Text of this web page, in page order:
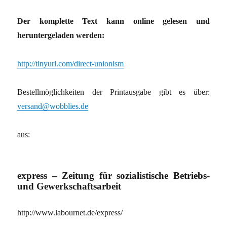
Der komplette Text kann online gelesen und
heruntergeladen werden:
http://tinyurl.com/direct-unionism
Bestellmöglichkeiten der Printausgabe gibt es über:
versand@wobblies.de
aus:
express – Zeitung für sozialistische Betriebs-
und Gewerkschaftsarbeit
http://www.labournet.de/express/